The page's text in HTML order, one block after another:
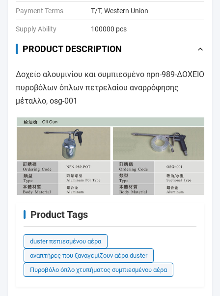
Payment Terms T/T, Western Union
Supply Ability 100000 pcs
PRODUCT DESCRIPTION
Δοχείο αλουμινίου και συμπιεσμένο npn-989-ΔΟΧΕΙΟ
πυροβόλων όπλων πετρελαίου αναρρόφησης
μέταλλο, osg-001
Product Tags
duster πεπιεσμένου αέρα
αναπτήρες που ξαναγεμίζουν αέρα duster
Πυροβόλο όπλο χτυπήματος συμπιεσμένου αέρα